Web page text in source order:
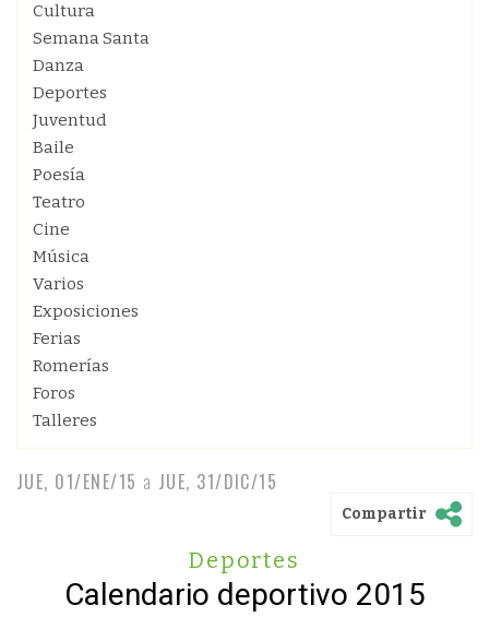
Cultura
Semana Santa
Danza
Deportes
Juventud
Baile
Poesía
Teatro
Cine
Música
Varios
Exposiciones
Ferias
Romerías
Foros
Talleres
JUE, 01/ENE/15 a JUE, 31/DIC/15
Compartir
Deportes
Calendario deportivo 2015